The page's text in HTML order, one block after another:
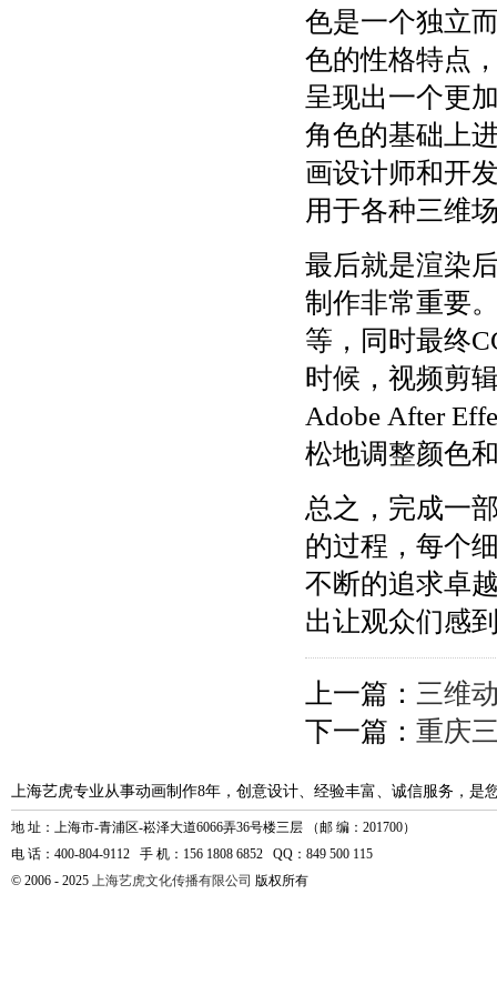
色是一个独立
色的性格特点
呈现出一个更
角色的基础上
画设计师和开
用于各种三维
最后就是渲染
制作非常重要
等，同时最终
时候，视频剪
Adobe After
松地调整颜色
总之，完成一
的过程，每个
不断的追求卓
出让观众们感
上一篇： 三维
下一篇： 重庆
上海艺虎专业从事动画制作8年，创意设计、经验丰富、诚信服务，是
地 址：上海市-青浦区-崧泽大道6066弄36号楼三层 （邮 编：201700）
电 话：400-804-9112 手 机：156 1808 6852 QQ：849 500 115
© 2006 - 2025 上海艺虎文化传播有限公司 版权所有